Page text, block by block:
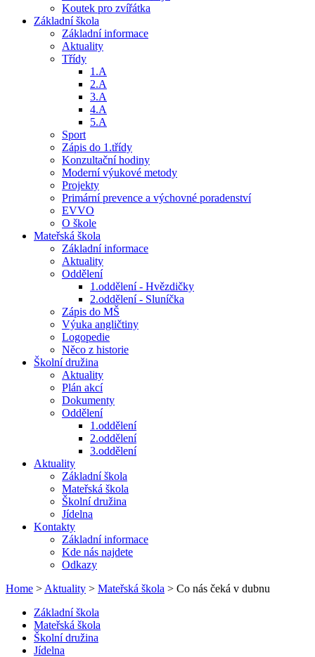
Koutek pro zvířátka
Základní škola
Základní informace
Aktuality
Třídy
1.A
2.A
3.A
4.A
5.A
Sport
Zápis do 1.třídy
Konzultační hodiny
Moderní výukové metody
Projekty
Primární prevence a výchovné poradenství
EVVO
O škole
Mateřská škola
Základní informace
Aktuality
Oddělení
1.oddělení - Hvězdičky
2.oddělení - Sluníčka
Zápis do MŠ
Výuka angličtiny
Logopedie
Něco z historie
Školní družina
Aktuality
Plán akcí
Dokumenty
Oddělení
1.oddělení
2.oddělení
3.oddělení
Aktuality
Základní škola
Mateřská škola
Školní družina
Jídelna
Kontakty
Základní informace
Kde nás najdete
Odkazy
Home > Aktuality > Mateřská škola > Co nás čeká v dubnu
Základní škola
Mateřská škola
Školní družina
Jídelna